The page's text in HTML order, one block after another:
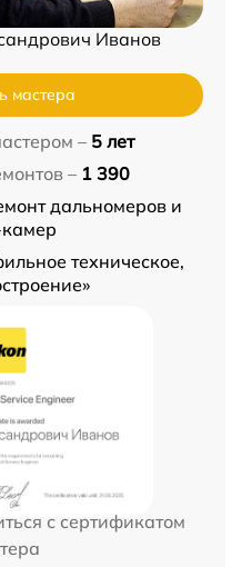
Иванов
мастера
– 5 лет
– 1 390
дальномеров и
техническое,
с сертификатом